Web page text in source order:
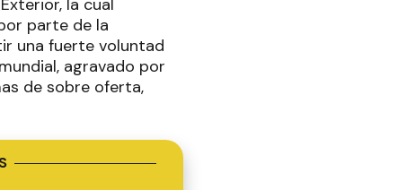
la cual
parte de la
una fuerte voluntad
agravado por
de sobre oferta,